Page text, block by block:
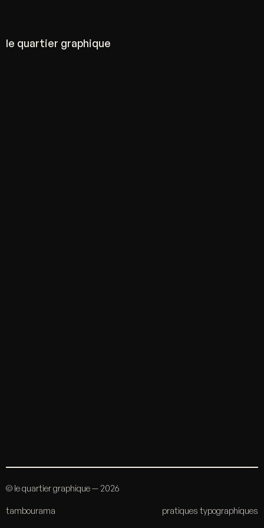
le quartier graphique
© le quartier graphique — 2026
tambourama pratiques typographiques